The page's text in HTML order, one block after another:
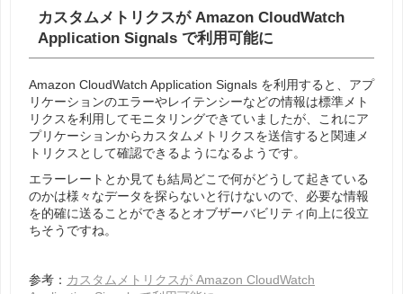
カスタムメトリクスが Amazon CloudWatch
Application Signals で利用可能に
Amazon CloudWatch Application Signals を利用すると、アプ
リケーションのエラーやレイテンシーなどの情報は標準メト
リクスを利用してモニタリングできていましたが、これにア
プリケーションからカスタムメトリクスを送信すると関連メ
トリクスとして確認できるようになるようです。
エラーレートとか見ても結局どこで何がどうして起きている
のかは様々なデータを探らないと行けないので、必要な情報
を的確に送ることができるとオブザーバビリティ向上に役立
ちそうですね。
参考： カスタムメトリクスが Amazon CloudWatch